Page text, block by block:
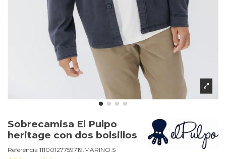
Sobrecamisa El Pulpo
heritage con dos bolsillos
Referencia 11100127759719.MARINO.S